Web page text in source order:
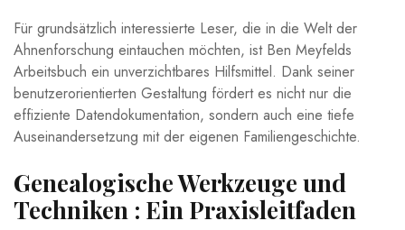
Für grundsätzlich ‌interessierte Leser, die in die Welt der
Ahnenforschung ‌eintauchen möchten, ist Ben Meyfelds
Arbeitsbuch ein unverzichtbares‍ Hilfsmittel. Dank seiner
benutzerorientierten Gestaltung fördert⁢ es nicht nur die
effiziente Datendokumentation, sondern auch eine tiefe
Auseinandersetzung mit der eigenen Familiengeschichte.
Genealogische Werkzeuge und
Techniken : Ein Praxisleitfaden